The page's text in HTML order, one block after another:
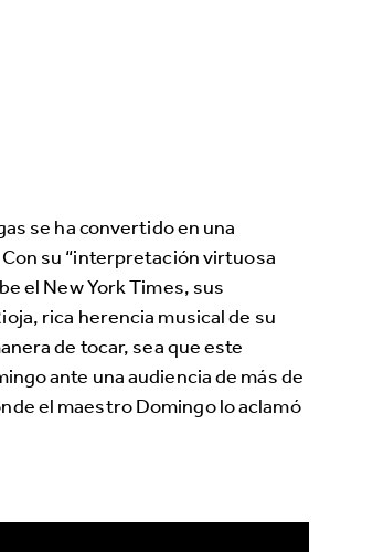
se ha convertido en una
su “interpretación virtuosa
el New York Times, sus
rica herencia musical de su
de tocar, sea que este
ante una audiencia de más de
el maestro Domingo lo aclamó